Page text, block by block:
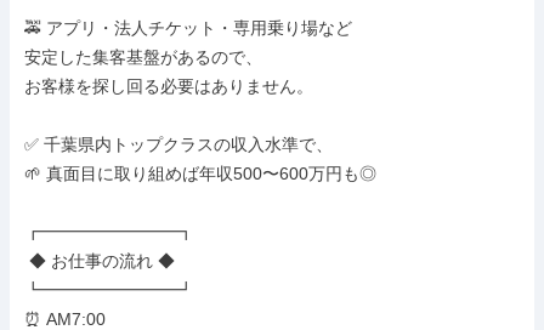
🚕 アプリ・法人チケット・専用乗り場など
安定した集客基盤があるので、
お客様を探し回る必要はありません。
✅ 千葉県内トップクラスの収入水準で、
🌱 真面目に取り組めば年収500〜600万円も◎
┏━━━━━━━━┓
┗━━━━━━━━┛
⏰ AM7:00